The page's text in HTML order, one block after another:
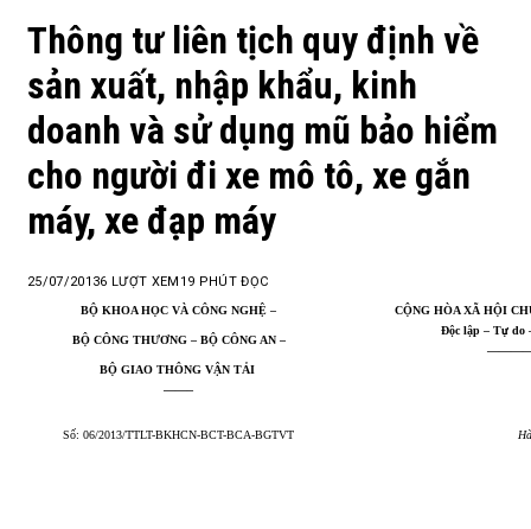
Thông tư liên tịch quy định về
sản xuất, nhập khẩu, kinh
doanh và sử dụng mũ bảo hiểm
cho người đi xe mô tô, xe gắn
máy, xe đạp máy
25/07/20136 LƯỢT XEM 19 PHÚT ĐỌC
BỘ KHOA HỌC VÀ CÔNG NGHỆ –
BỘ CÔNG THƯƠNG – BỘ CÔNG AN –
BỘ GIAO THÔNG VẬN TẢI
——–
CỘNG HÒA XÃ HỘI
Độc lập – Tự do
Số: 06/2013/TTLT-BKHCN-BCT-BCA-BGTVT